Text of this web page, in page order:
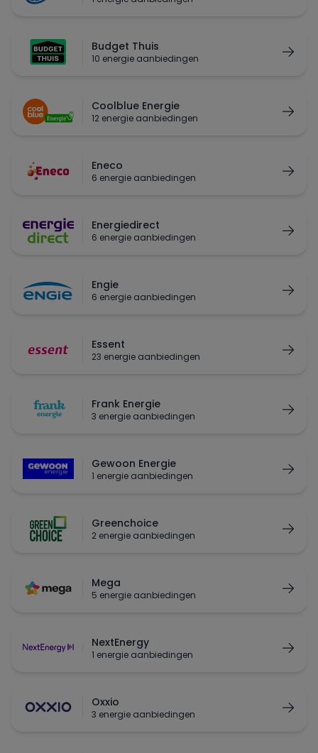
Budget Thuis
10 energie aanbiedingen
Coolblue Energie
12 energie aanbiedingen
Eneco
6 energie aanbiedingen
Energiedirect
6 energie aanbiedingen
Engie
6 energie aanbiedingen
Essent
23 energie aanbiedingen
Frank Energie
3 energie aanbiedingen
Gewoon Energie
1 energie aanbiedingen
Greenchoice
2 energie aanbiedingen
Mega
5 energie aanbiedingen
NextEnergy
1 energie aanbiedingen
Oxxio
3 energie aanbiedingen